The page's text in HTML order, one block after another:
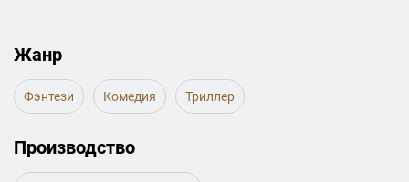
Жанр
Фэнтези Комедия Триллер
Производство